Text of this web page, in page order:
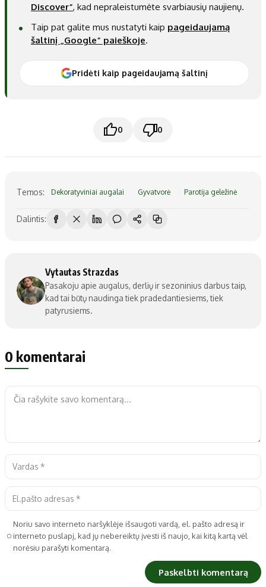
Discover“, kad nepraleistumėte svarbiausių naujienų.
Taip pat galite mus nustatyti kaip pageidaujamą
šaltinį „Google“ paieškoje.
Pridėti kaip pageidaujamą šaltinį
0 0
Temos: Dekoratyviniai augalai Gyvatvorė Parotija geležinė
Dalintis:
Vytautas Strazdas
Pasakoju apie augalus, derlių ir sezoninius darbus taip,
kad tai būtų naudinga tiek pradedantiesiems, tiek
patyrusiems.
0 komentarai
Noriu savo interneto naršyklėje išsaugoti vardą, el. pašto adresą ir
interneto puslapį, kad jų nebereiktų įvesti iš naujo, kai kitą kartą vėl
norėsiu parašyti komentarą.